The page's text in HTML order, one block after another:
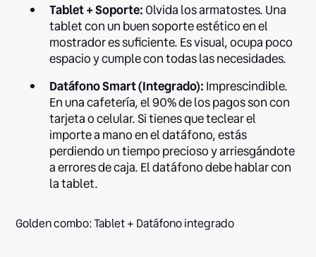
Tablet + Soporte:Olvida los armatostes. Una
tablet con un buen soporte estético en el
mostrador es suficiente. Es visual, ocupa poco
espacio y cumple con todas las necesidades.
Datáfono Smart (Integrado):Imprescindible.
En una cafetería, el 90% de los pagos son con
tarjeta o celular. Si tienes que teclear el
importe a mano en el datáfono, estás
perdiendo un tiempo precioso y arriesgándote
a errores de caja. El datáfono debe hablar con
la tablet.
Golden combo: Tablet + Datáfono integrado